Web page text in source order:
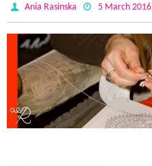
Ania Rasinska 5 March 2016